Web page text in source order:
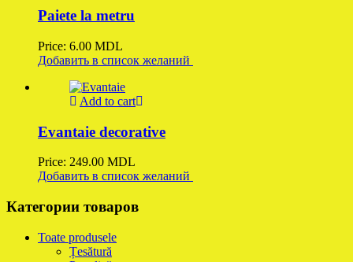
Paiete la metru
Price: 6.00 MDL
Добавить в список желаний
Add to cart
Evantaie decorative
Price: 249.00 MDL
Добавить в список желаний
Категории товаров
Toate produsele
Țesătură